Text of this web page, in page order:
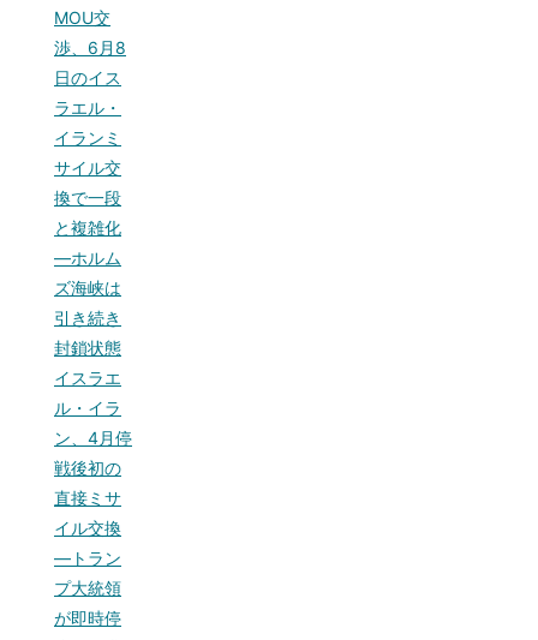
MOU交
渉、6月8
日のイス
ラエル・
イランミ
サイル交
換で一段
と複雑化
—ホルム
ズ海峡は
引き続き
封鎖状態
イスラエ
ル・イラ
ン、4月停
戦後初の
直接ミサ
イル交換
—トラン
プ大統領
が即時停